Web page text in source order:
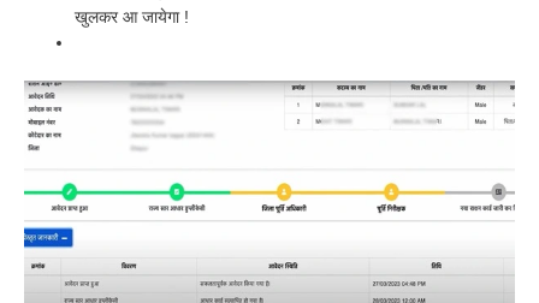
खुलकर आ जायेगा !